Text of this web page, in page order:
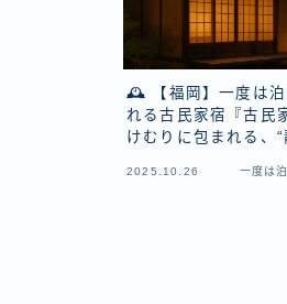
🕰 【福岡】一度は泊
れる古民家宿『古民
けむりに包まれる、
2025.10.26 一度は